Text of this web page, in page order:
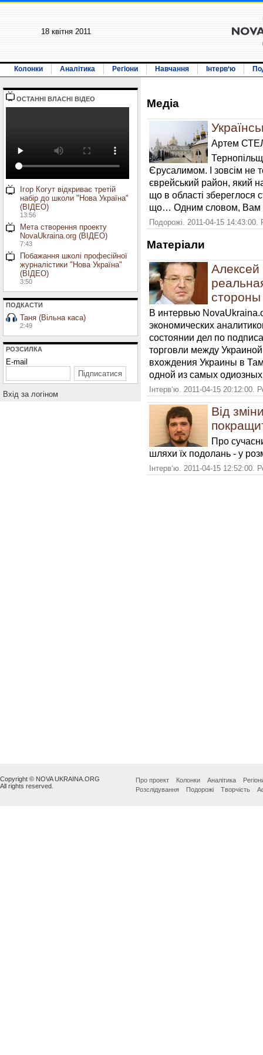
18 квiтня 2011
Колонки Аналітика Регіони Навчання Інтерв‘ю
ОСТАННI ВЛАСНI ВIДЕО
Ігор Когут відкриває третій
набір до школи "Нова Україна"
(ВІДЕО)
13:56
Мета створення проекту
NovaUkraina.org (ВІДЕО)
7:43
Побажання школі професійної
журналістики "Нова Україна"
(ВІДЕО)
3:50
ПОДКАСТИ
Таня (Вільна каса)
2:49
РОЗСИЛКА
E-mail
Вхiд за логiном
Медiа
Артем
Єрусалимом. І зовсім не
єврейський район, який
що в області збереглося
що… Одним словом, Вам
Подорожі. 2011-04-15 14:43:00.
Матерiали
В интервью
экономических
состоянии дел по
торговли между
вхождения Украины в
одной из самых
Інтерв‘ю. 2011-04-15 20:12:00.
Від
Про
шляхи їх подолань - у
Інтерв‘ю. 2011-04-15 12:52:00.
Copyright © NOVA UKRAINA.ORG
All rights reserved.
Про проект Колонки Аналітика
Розслідування
Подорожі Творчість